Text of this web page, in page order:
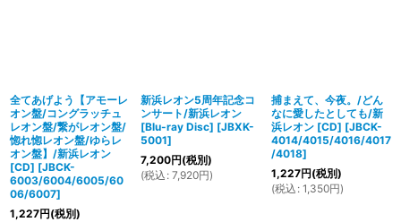
全てあげよう【アモーレ
オン盤/コングラッチュ
レオン盤/繋がレオン盤/
惚れ惚レオン盤/ゆらレ
オン盤】/新浜レオン
[CD] [JBCK-
6003/6004/6005/60
06/6007]
1,227円(税別)
新浜レオン5周年記念コ
ンサート/新浜レオン
[Blu-ray Disc] [JBXK-
5001]
7,200円(税別)
(税込 : 7,920円)
捕まえて、今夜。/どん
なに愛したとしても/新
浜レオン [CD] [JBCK-
4014/4015/4016/4017
/4018]
1,227円(税別)
(税込 : 1,350円)